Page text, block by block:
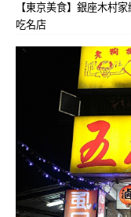
【東京美食】銀座木村
吃名店